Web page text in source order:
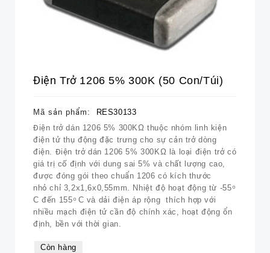
Điện Trở 1206 5% 300K (50 Con/túi)
Mã sản phẩm:
RES30133
Điện trở dán 1206 5% 300KΩ thuộc nhóm linh kiện
điện tử thụ động đặc trưng cho sự cản trở dòng
điện. Điện trở dán 1206 5% 300KΩ là loại điện trở có
giá trị cố định với dung sai 5% và chất lượng cao,
được đóng gói theo chuẩn 1206 có kích thước
nhỏ chỉ 3,2x1,6x0,55mm. Nhiệt độ hoạt động từ -55 ͦ
C đến 155 ͦ C và dải điện áp rộng thích hợp với
nhiều mạch điện tử cần độ chính xác, hoạt động ổn
định, bền với thời gian.
Còn hàng